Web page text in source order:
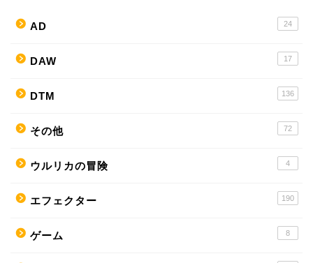
AD 24
DAW 17
DTM 136
その他 72
ウルリカの冒険 4
エフェクター 190
ゲーム 8